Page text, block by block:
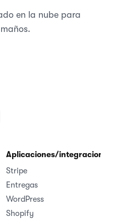
en la nube para
Aplicaciones/integraciones
Stripe
Entregas
WordPress
Shopify